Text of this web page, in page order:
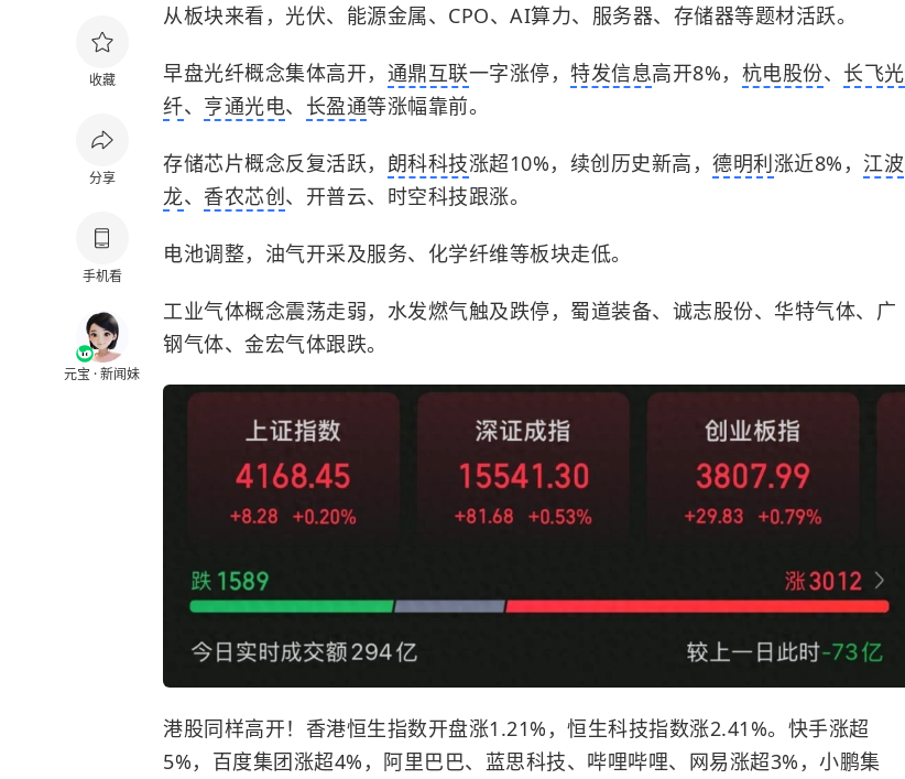
收藏
分享
手机看
元宝 · 新闻妹
从板块来看，光伏、能源金属、CPO、AI算力、服务器、存储器等题材活跃。
早盘光纤概念集体高开， 通鼎互联一字涨停， 特发信息高开8%， 杭电股份、 长飞光
纤、 亨通光电、 长盈通等涨幅靠前。
存储芯片概念反复活跃， 朗科科技涨超10%，续创历史新高， 德明利涨近8%， 江波
龙、 香农芯创、开普云、时空科技跟涨。
电池调整，油气开采及服务、化学纤维等板块走低。
工业气体概念震荡走弱，水发燃气触及跌停，蜀道装备、诚志股份、华特气体、广
钢气体、金宏气体跟跌。
港股同样高开！香港恒生指数开盘涨1.21%，恒生科技指数涨2.41%。快手涨超
5%，百度集团涨超4%，阿里巴巴、蓝思科技、哔哩哔哩、网易涨超3%，小鹏集